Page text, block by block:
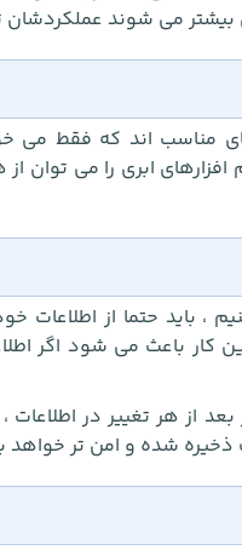
بیشتر می شوند عملکردشان
مناسب اند که فقط می
ابری را می توان
، باید حتما از اطلاعات
کار باعث می شود اگر
از هر تغییر در
ذخیره شده و امن تر خواهد